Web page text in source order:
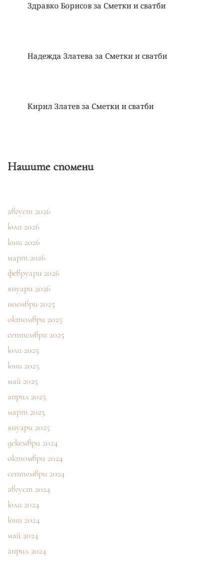
Здравко Борисов за Сметки и сватби
Надежда Златева за Сметки и сватби
Кирил Златев за Сметки и сватби
Нашите спомени
август 2026
юли 2026
юни 2026
март 2026
февруари 2026
януари 2026
ноември 2025
октомври 2025
септември 2025
юли 2025
юни 2025
май 2025
април 2025
март 2025
януари 2025
декември 2024
октомври 2024
септември 2024
август 2024
юли 2024
юни 2024
май 2024
април 2024